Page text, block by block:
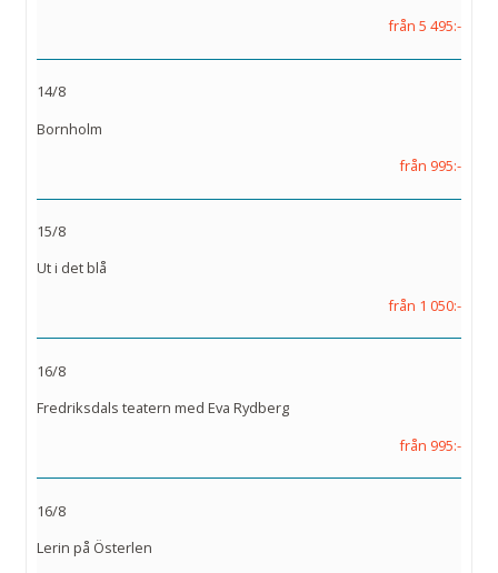
från 5 495:-
14/8
Bornholm
från 995:-
15/8
Ut i det blå
från 1 050:-
16/8
Fredriksdals teatern med Eva Rydberg
från 995:-
16/8
Lerin på Österlen